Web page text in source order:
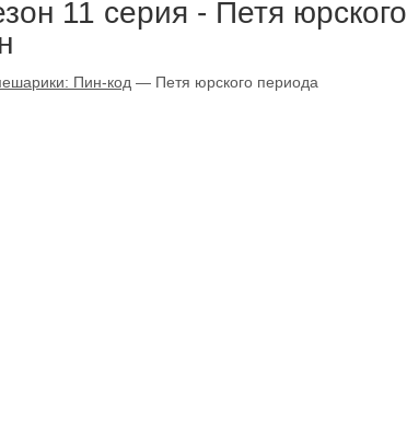
11 серия - Петя юрского
Пин-код — Петя юрского периода